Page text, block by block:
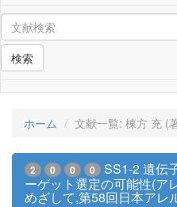
検索
ホーム 文献一覧: 棟方 充 (
2 0 0 0
SS1-2 遺伝
ーゲット選定の可能性(ア
めざして,第58回日本アレ